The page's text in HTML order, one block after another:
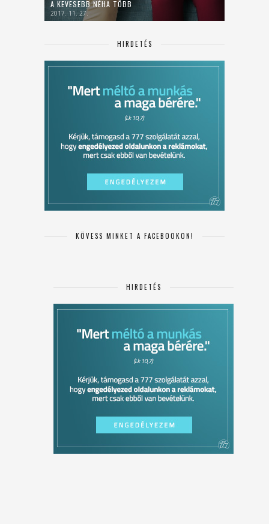
A KEVESEBB NÉHA TÖBB
2017. 11. 27.
HIRDETÉS
KÖVESS MINKET A FACEBOOKON!
HIRDETÉS